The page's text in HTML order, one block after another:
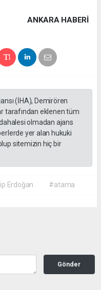
ANKARA HABERİ
(İHA), Demirören
tarafından eklenen tüm
olmadan ajans
yer alan hukuki
sitemizin hiç bir
Erdoğan #atama
Gönder